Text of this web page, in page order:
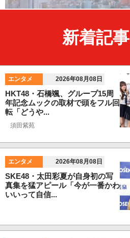
新着記事
エンタメ 2026年08月08日
HKT48・石橋颯、グループ15周
年記念ムックの取材で頭をフル回
転「どうや...
須田紫苑
エンタメ 2026年08月08日
SKE48・太田彩夏が自身初の写
真集を猛アピール「今が一番かわ
いいって自信...